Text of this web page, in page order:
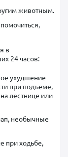
животным.
в
24 часов:
ухудшение
при подъеме,
лестнице или
необычные
при ходьбе,